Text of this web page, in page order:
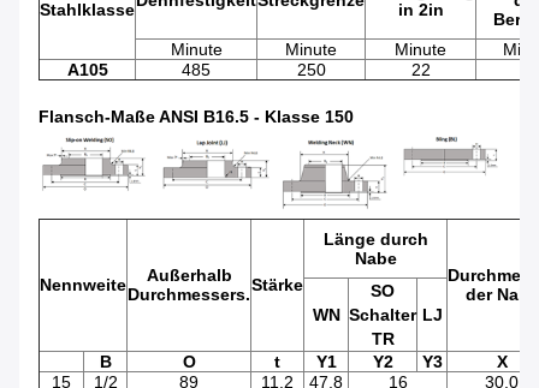
Stahlklasse
in 2in
Minute
Minute Minute
A105
485 250 22
Flansch-Maße ANSI B16.5 - Klasse 150
Nennweite
Außerhalb
Durchmessers.Stärke
Länge durch
Nabe
der Nabe
WN
SO
Schalter
TR
LJ
B O t Y1 Y2 Y3
X
15
1/2 89 11,2 47,8 16 30,0